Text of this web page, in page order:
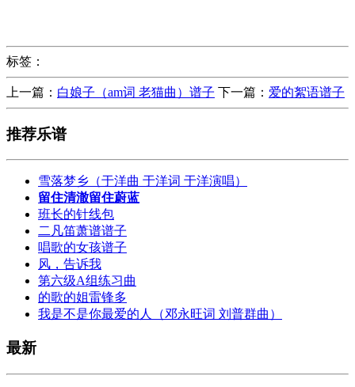
标签：
上一篇： 白娘子（am词 老猫曲）谱子 下一篇： 爱的絮语谱子
推荐乐谱
雪落梦乡（于洋曲 于洋词 于洋演唱）
留住清澈留住蔚蓝
班长的针线包
二凡笛萧谱谱子
唱歌的女孩谱子
风，告诉我
第六级A组练习曲
的歌的姐雷锋多
我是不是你最爱的人（邓永旺词 刘普群曲）
最新